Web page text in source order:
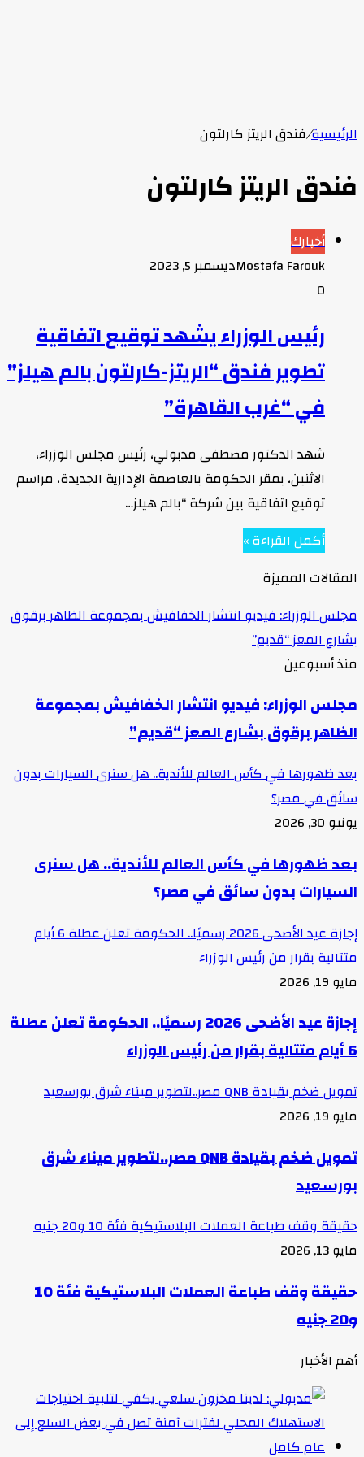
الرئيسية/فندق الريتز كارلتون
فندق الريتز كارلتون
أخبارك
Mostafa Faroukديسمبر 5, 2023
0
رئيس الوزراء يشهد توقيع اتفاقية
تطوير فندق “الريتز-كارلتون بالم هيلز”
في “غرب القاهرة”
شهد الدكتور مصطفى مدبولي، رئيس مجلس الوزراء،
الاثنين، بمقر الحكومة بالعاصمة الإدارية الجديدة، مراسم
توقيع اتفاقية بين شركة “بالم هيلز…
أكمل القراءة »
المقالات المميزة
مجلس الوزراء: فيديو انتشار الخفافيش بمجموعة الظاهر برقوق
بشارع المعز “قديم”
منذ أسبوعين
مجلس الوزراء: فيديو انتشار الخفافيش بمجموعة
الظاهر برقوق بشارع المعز “قديم”
بعد ظهورها في كأس العالم للأندية.. هل سنرى السيارات بدون
سائق في مصر؟
يونيو 30, 2026
بعد ظهورها في كأس العالم للأندية.. هل سنرى
السيارات بدون سائق في مصر؟
إجازة عيد الأضحى 2026 رسميًا.. الحكومة تعلن عطلة 6 أيام
متتالية بقرار من رئيس الوزراء
مايو 19, 2026
إجازة عيد الأضحى 2026 رسميًا.. الحكومة تعلن عطلة
6 أيام متتالية بقرار من رئيس الوزراء
تمويل ضخم بقيادة QNB مصر..لتطوير ميناء شرق بورسعيد
مايو 19, 2026
تمويل ضخم بقيادة QNB مصر..لتطوير ميناء شرق
بورسعيد
حقيقة وقف طباعة العملات البلاستيكية فئة 10 و20 جنيه
مايو 13, 2026
حقيقة وقف طباعة العملات البلاستيكية فئة 10
و20 جنيه
أهم الأخبار